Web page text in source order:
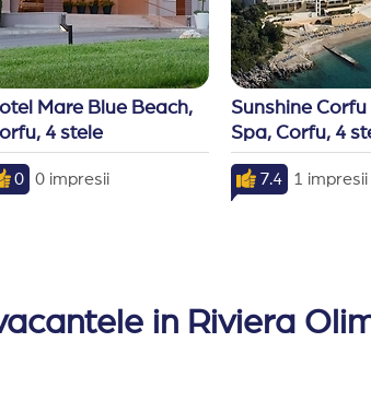
Mare Blue Beach,
4 stele
0 0 impresii
Sunshine Corfu
Spa, Corfu, 4
7.4 1 impresii
in Riviera